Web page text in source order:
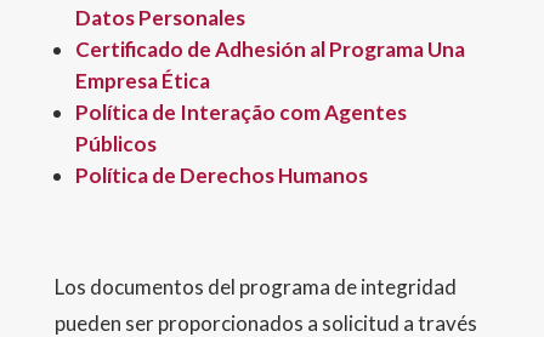
Datos Personales
Certificado de Adhesión al Programa Una
Empresa Ética
Política de Interação com Agentes
Públicos
Política de Derechos Humanos
Los documentos del programa de integridad
pueden ser proporcionados a solicitud a través